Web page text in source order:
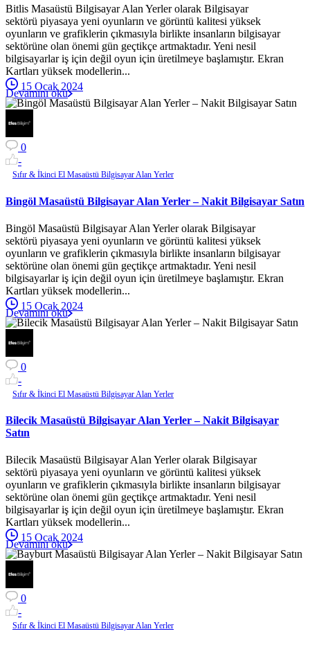
Bitlis Masaüstü Bilgisayar Alan Yerler olarak Bilgisayar
sektörü piyasaya yeni oyunların ve görüntü kalitesi yüksek
oyunların ve grafiklerin çıkmasıyla birlikte insanların bilgisayar
sektörüne olan önemi gün geçtikçe artmaktadır. Yeni nesil
bilgisayarlar iş için değil oyun için üretilmeye başlamıştır. Ekran
Kartları yüksek modellerin...
15 Ocak 2024
Devamını oku
0
-
Sıfır & İkinci El Masaüstü Bilgisayar Alan Yerler
Bingöl Masaüstü Bilgisayar Alan Yerler – Nakit Bilgisayar Satın
Bingöl Masaüstü Bilgisayar Alan Yerler olarak Bilgisayar
sektörü piyasaya yeni oyunların ve görüntü kalitesi yüksek
oyunların ve grafiklerin çıkmasıyla birlikte insanların bilgisayar
sektörüne olan önemi gün geçtikçe artmaktadır. Yeni nesil
bilgisayarlar iş için değil oyun için üretilmeye başlamıştır. Ekran
Kartları yüksek modellerin...
15 Ocak 2024
Devamını oku
0
-
Sıfır & İkinci El Masaüstü Bilgisayar Alan Yerler
Bilecik Masaüstü Bilgisayar Alan Yerler – Nakit Bilgisayar
Satın
Bilecik Masaüstü Bilgisayar Alan Yerler olarak Bilgisayar
sektörü piyasaya yeni oyunların ve görüntü kalitesi yüksek
oyunların ve grafiklerin çıkmasıyla birlikte insanların bilgisayar
sektörüne olan önemi gün geçtikçe artmaktadır. Yeni nesil
bilgisayarlar iş için değil oyun için üretilmeye başlamıştır. Ekran
Kartları yüksek modellerin...
15 Ocak 2024
Devamını oku
0
-
Sıfır & İkinci El Masaüstü Bilgisayar Alan Yerler